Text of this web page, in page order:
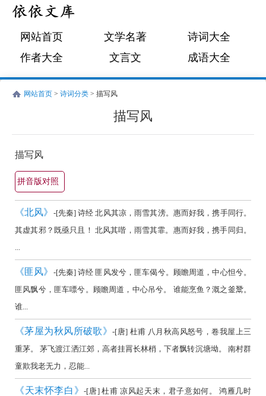
网站首页 文学名著
诗词大全
作者大全
文言文 成语大全
网站首页 > 诗词分类 > 描写风
描写风
（描
写
风）
古
诗
词
描写风
拼音版对照
《北风》 -[先秦] 诗经 北风其凉，雨雪其滂。惠而好我，携手同行。
其虚其邪？既亟只且！ 北风其喈，雨雪其霏。惠而好我，携手同归。
...
《匪风》 -[先秦] 诗经 匪风发兮，匪车偈兮。顾瞻周道，中心怛兮。
匪风飘兮，匪车嘌兮。顾瞻周道，中心吊兮。 谁能烹鱼？溉之釜鬵。
谁...
《茅屋为秋风所破歌》-[唐] 杜甫 八月秋高风怒号，卷我屋上三
重茅。 茅飞渡江洒江郊，高者挂罥长林梢，下者飘转沉塘坳。 南村群
童欺我老无力，忍能...
《天末怀李白》-[唐] 杜甫 凉风起天末，君子意如何。 鸿雁几时